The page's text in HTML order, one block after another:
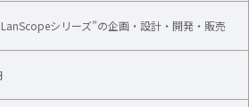
シリーズ”の企画・設計・開発・販売